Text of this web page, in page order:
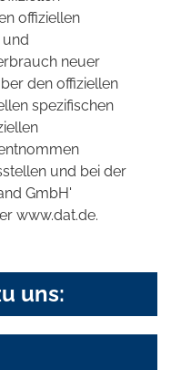
offiziellen
und
neuer
den offiziellen
spezifischen
und bei der
GmbH'
www.dat.de.
uns: